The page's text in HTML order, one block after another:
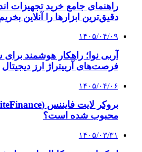
راهنمای جامع خرید تجهیزات
دقیق‌ترین ابزارها را آنلاین
۱۴۰۵/۰۴/۰۹
آربی نوا؛ راهکار هوشمند
فرصت‌های آربیتراژ ارز دیجیتال
۱۴۰۵/۰۴/۰۶
محبوب شده است؟
۱۴۰۵/۰۳/۳۱